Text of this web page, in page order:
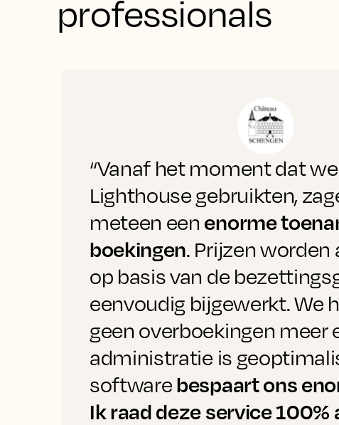
“Vanaf het moment dat we
Lighthouse gebruikten,
meteen een enorme
boekingen. Prijzen worden
op basis van de
eenvoudig bijgewerkt. We
geen overboekingen meer
administratie is
softwarebespaart ons
Ik raad deze service 100%